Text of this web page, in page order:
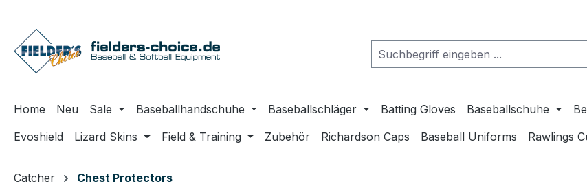
Home Neu Sale Baseballhandschuhe Baseballschläger Batting Gloves Baseballschuhe
Evoshield
Lizard Skins Field & Training Zubehör Richardson Caps Baseball Uniforms Rawlings
Catcher Chest Protectors